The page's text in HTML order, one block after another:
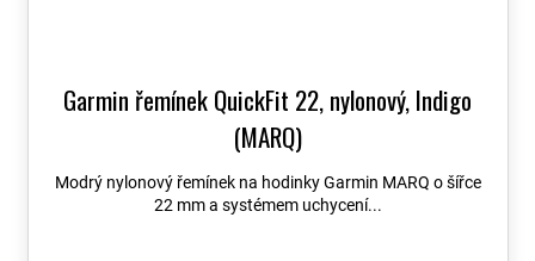
Garmin řemínek QuickFit 22, nylonový, Indigo
(MARQ)
Modrý nylonový řemínek na hodinky Garmin MARQ o šířce
22 mm a systémem uchycení...